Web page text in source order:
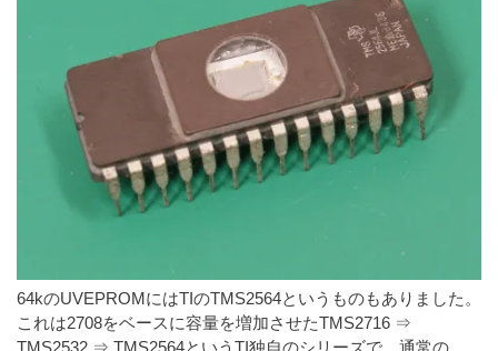
64kのUVEPROMにはTIのTMS2564というものもありました。
これは2708をベースに容量を増加させたTMS2716 ⇒